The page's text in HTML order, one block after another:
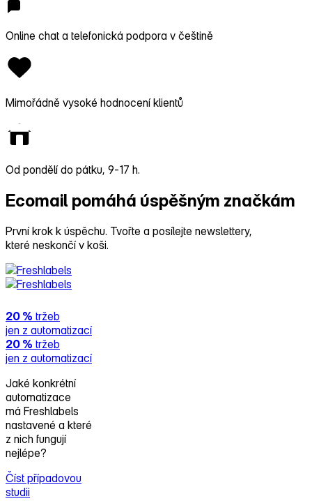
Online chat a telefonická podpora v češtině
Mimořádně vysoké hodnocení klientů
Od pondělí do pátku, 9‑17 h.
Ecomail pomáhá úspěšným značkám
První krok k úspěchu. Tvořte a posílejte newslettery,
které neskončí v koši.
20 % tržeb
jen z automatizací
20 % tržeb
jen z automatizací
Jaké konkrétní
automatizace
má Freshlabels
nastavené a které
z nich fungují
nejlépe?
Číst případovou
studii